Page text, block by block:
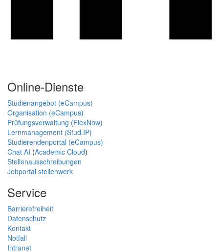
Online-Dienste
Studienangebot (eCampus)
Organisation (eCampus)
Prüfungsverwaltung (FlexNow)
Lernmanagement (Stud.IP)
Studierendenportal (eCampus)
Chat AI (Academic Cloud)
Stellenausschreibungen
Jobportal stellenwerk
Service
Barrierefreiheit
Datenschutz
Kontakt
Notfall
Intranet